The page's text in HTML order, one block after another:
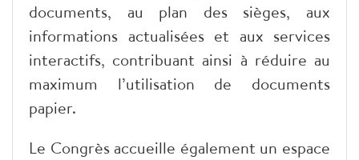
documents, au plan des sièges, aux
informations actualisées et aux services
interactifs, contribuant ainsi à réduire au
maximum l’utilisation de documents
papier.
Le Congrès accueille également un espace